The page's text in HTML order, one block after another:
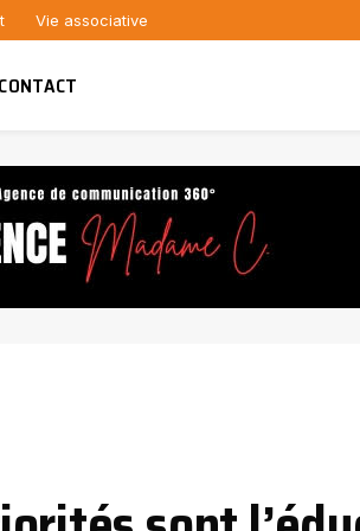
Vie associative
CONTACT